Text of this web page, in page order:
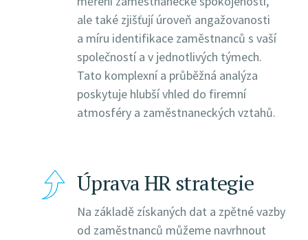
ale také zjišťují úroveň angažovanosti
a míru identifikace zaměstnanců s vaší
společností a v jednotlivých týmech.
Tato komplexní a průběžná analýza
poskytuje hlubší vhled do firemní
atmosféry a zaměstnaneckých vztahů.
Úprava HR strategie
Na základě získaných dat a zpětné vazby
od zaměstnanců můžeme navrhnout